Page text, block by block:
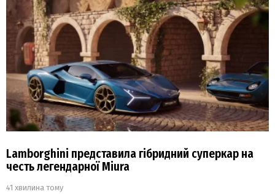
Lamborghini представила гібридний суперкар на
честь легендарної Miura
41 хвилина тому